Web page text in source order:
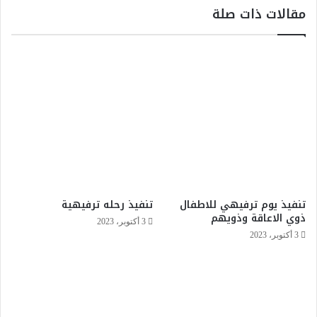
مقالات ذات صلة
تنفيذ يوم ترفيهي للاطفال
ذوي الاعاقة وذويهم
3 أكتوبر، 2023
تنفيذ رحله ترفيهية
3 أكتوبر، 2023